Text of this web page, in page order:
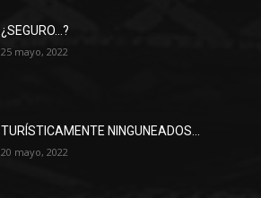
¿SEGURO…?
25 mayo, 2022
TURÍSTICAMENTE NINGUNEADOS…
20 mayo, 2022